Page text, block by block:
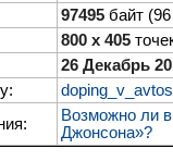
97495 байт
800 x 405
26 Декабрь
Возможно ли
Джонсона»?